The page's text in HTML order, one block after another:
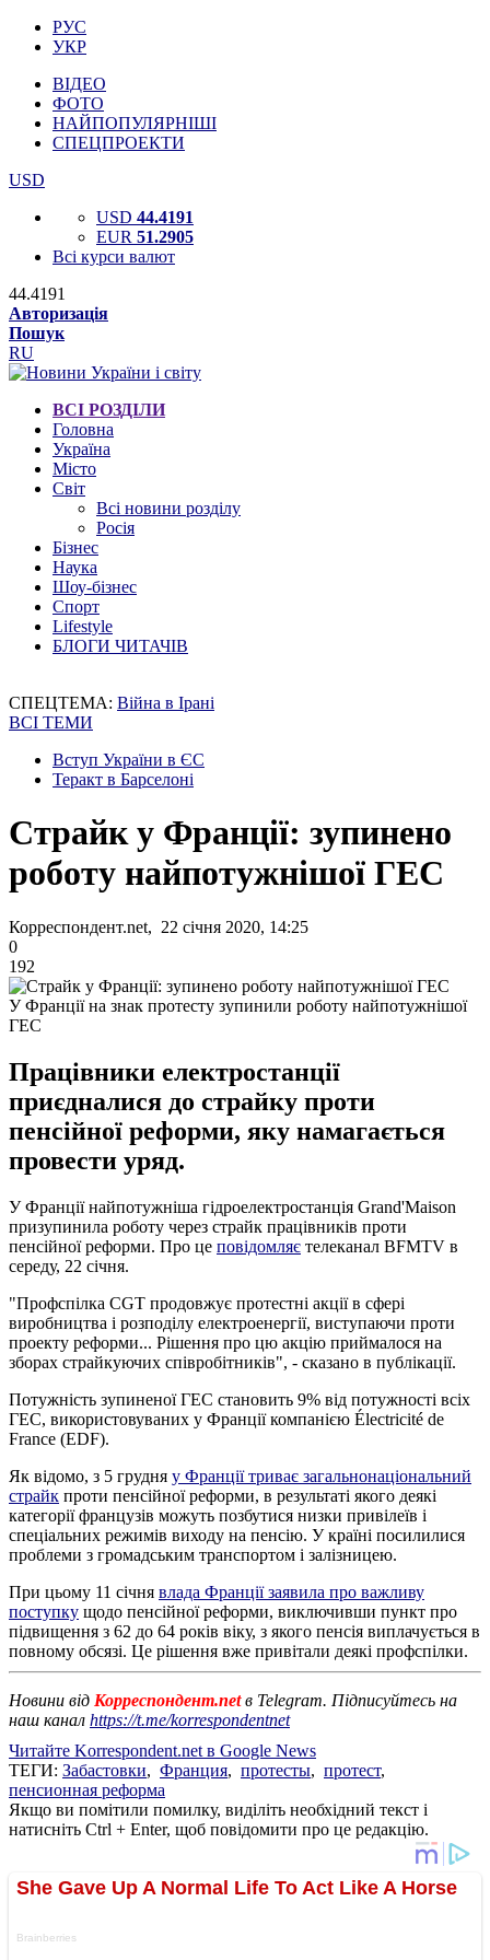
РУС
УКР
ВІДЕО
ФОТО
НАЙПОПУЛЯРНІШІ
СПЕЦПРОЕКТИ
USD
USD 44.4191
EUR 51.2905
Всі курси валют
44.4191
Авторизація
Пошук
RU
ВСІ РОЗДІЛИ
Головна
Україна
Місто
Світ
Всі новини розділу
Росія
Бізнес
Наука
Шоу-бізнес
Спорт
Lifestyle
БЛОГИ ЧИТАЧІВ
СПЕЦТЕМА: Війна в Ірані
ВСІ ТЕМИ
Вступ України в ЄС
Теракт в Барселоні
Страйк у Франції: зупинено
роботу найпотужнішої ГЕС
Корреспондент.net, 22 січня 2020, 14:25
0
192
У Франції на знак протесту зупинили роботу найпотужнішої
ГЕС
Працівники електростанції
приєдналися до страйку проти
пенсійної реформи, яку намагається
провести уряд.
У Франції найпотужніша гідроелектростанція Grand'Maison
призупинила роботу через страйк працівників проти
пенсійної реформи. Про це повідомляє телеканал BFMTV в
середу, 22 січня.
"Профспілка CGT продовжує протестні акції в сфері
виробництва і розподілу електроенергії, виступаючи проти
проекту реформи... Рішення про цю акцію приймалося на
зборах страйкуючих співробітників", - сказано в публікації.
Потужність зупиненої ГЕС становить 9% від потужності всіх
ГЕС, використовуваних у Франції компанією Électricité de
France (EDF).
Як відомо, з 5 грудня у Франції триває загальнонаціональний
страйк проти пенсійної реформи, в результаті якого деякі
категорії французів можуть позбутися низки привілеїв і
спеціальних режимів виходу на пенсію. У країні посилилися
проблеми з громадським транспортом і залізницею.
При цьому 11 січня влада Франції заявила про важливу
поступку щодо пенсійної реформи, виключивши пункт про
підвищення з 62 до 64 років віку, з якого пенсія виплачується в
повному обсязі. Це рішення вже привітали деякі профспілки.
Новини від Корреспондент.netв Telegram. Підписуйтесь на
наш канал https://t.me/korrespondentnet
Читайте Korrespondent.net в Google News
ТЕГИ: Забастовки, Франция, протесты, протест,
пенсионная реформа
Якщо ви помітили помилку, виділіть необхідний текст і
натисніть Ctrl + Enter, щоб повідомити про це редакцію.